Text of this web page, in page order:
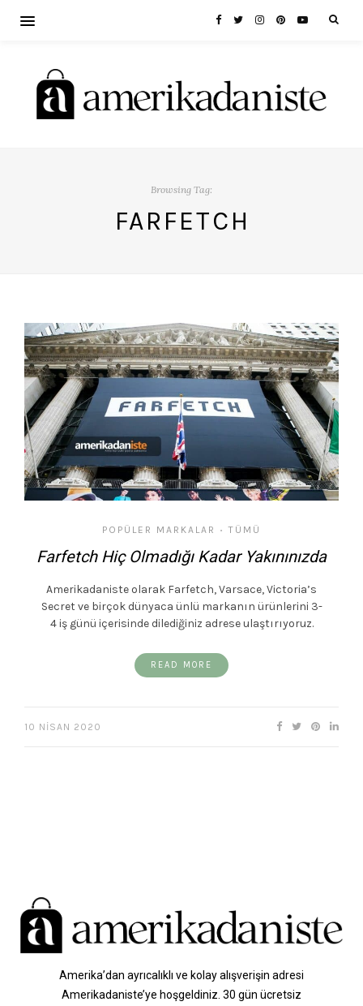
Browsing Tag:
FARFETCH
POPÜLER MARKALAR • TÜMÜ
Farfetch Hiç Olmadığı Kadar Yakınınızda
Amerikadaniste olarak Farfetch, Varsace, Victoria’s
Secret ve birçok dünyaca ünlü markanın ürünlerini 3-
4 iş günü içerisinde dilediğiniz adrese ulaştırıyoruz.
READ MORE
10 NISAN 2020
Amerika’dan ayrıcalıklı ve kolay alışverişin adresi
Amerikadaniste’ye hoşgeldiniz. 30 gün ücretsiz